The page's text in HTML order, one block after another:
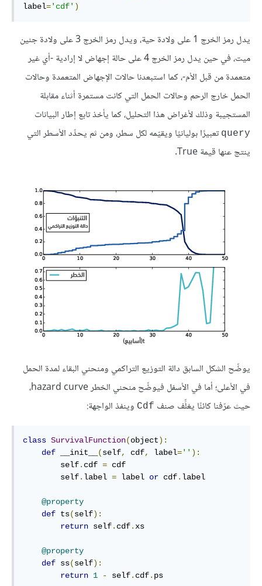
label='cdf' )
يدل رمز الخرج 1 على ولادة حية، ويدل رمز الخرج 3 على ولادة جنين
ميت، في حين يدل رمز الخرج 4 على حالة إجهاض لا إرادية -أي غير
متعمدة من قبل الأم-، كما استبعدنا حالات الإجهاض المتعمدة وحالات
الحمل خارج الرحم وحالات الحمل التي كانت مستمرة أثناء مقابلة
المستجيبة وذلك لأغراض هذا التحليل، كما يأخذ تابع إطار البيانات
query تعبيرًا بوليانيًا ويقيّمه لكل سطر، ومن ثم يحدِّد الأسطر التي
ينتج عنها قيمة True.
يوضِّح الشكل السابق دالة التوزيع التراكمي ومنحني البقاء لمدة الحمل
في الأعلى؛ أما في الأسفل فيوضِّح منحني الخطر hazard curve،
حيث عرّفنا كائنًا يغلِّف صنف Cdf وينفذ الواجهة:
class SurvivalFunction(object):
def __init__ (self, cdf, label='' ):
        self
. cdf = cdf
        self
. label = label or cdf. label
@property
def ts(self):
return self. cdf. xs
@property
def ss(self):
return 1 - self. cdf. ps